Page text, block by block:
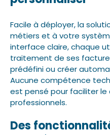
Facile à déployer, la
métiers et à votre
interface claire, chaque
traitement de ses
prédéfini ou créer
Aucune compétence
est pensé pour faciliter le
professionnels.
Des